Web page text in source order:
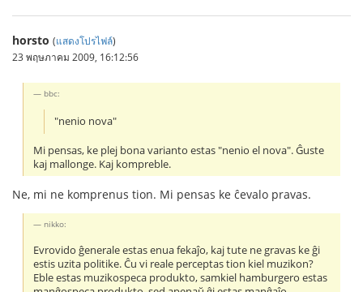
horsto (แสดงโปรไฟล์)
23 พฤษภาคม 2009, 16:12:56
bbc:
"nenio nova"
Mi pensas, ke plej bona varianto estas "nenio el nova". Ĝuste
kaj mallonge. Kaj kompreble.
Ne, mi ne komprenus tion. Mi pensas ke ĉevalo pravas.
nikko:
Evrovido ĝenerale estas enua fekaĵo, kaj tute ne gravas ke ĝi
estis uzita politike. Ĉu vi reale perceptas tion kiel muzikon?
Eble estas muzikospeca produkto, samkiel hamburgero estas